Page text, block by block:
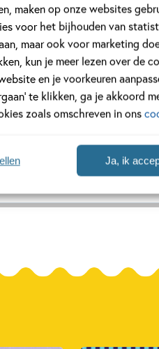
maken op onze websites
voor het bijhouden van
maar ook voor marketing
kun je meer lezen over de
en je voorkeuren
te klikken, ga je akkoord
zoals omschreven in ons
Ja, ik
geboren op 14 november
een einde toen Astrid op